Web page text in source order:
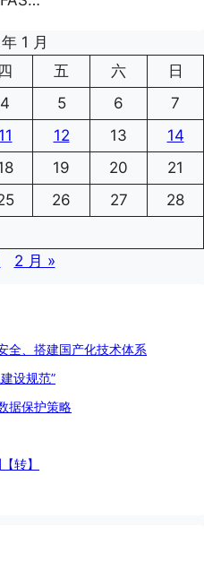
1 月
四 五 六
日
4 5 6
7
11 12 13
14
19 20
21
26 27
28
2 月 »
全、搭建国产化技术体系
设规范”
据保护策略
转】